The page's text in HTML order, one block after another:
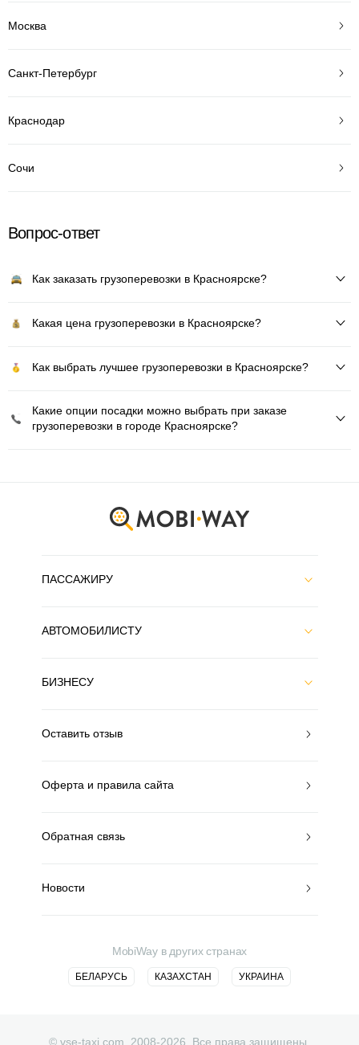
Москва
Санкт-Петербург
Краснодар
Сочи
Вопрос-ответ
Как заказать грузоперевозки в Красноярске?
Какая цена грузоперевозки в Красноярске?
Как выбрать лучшее грузоперевозки в Красноярске?
Какие опции посадки можно выбрать при заказе
грузоперевозки в городе Красноярске?
ПАССАЖИРУ
АВТОМОБИЛИСТУ
БИЗНЕСУ
Оставить отзыв
Оферта и правила сайта
Обратная связь
Новости
MobiWay в других странах
БЕЛАРУСЬ КАЗАХСТАН УКРАИНА
© vse-taxi.com. 2008-2026. Все права защищены.